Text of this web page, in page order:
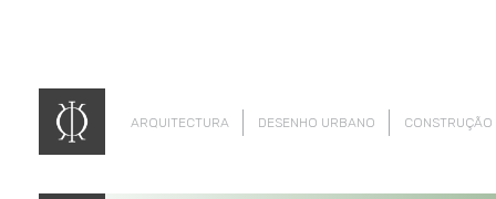
ARQUITECTURA DESENHO URBANO CONSTRUÇÃO